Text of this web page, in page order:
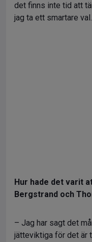
det finns inte tid att
jag ta ett smartare val.
Hur hade det varit
Bergstrand och
– Jag har sagt det
jätteviktiga för det är